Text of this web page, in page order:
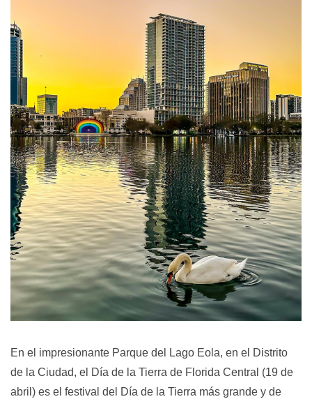
En el impresionante Parque del Lago Eola, en el Distrito
de la Ciudad, el Día de la Tierra de Florida Central (19 de
abril) es el festival del Día de la Tierra más grande y de